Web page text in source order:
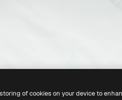
of cookies on your device to